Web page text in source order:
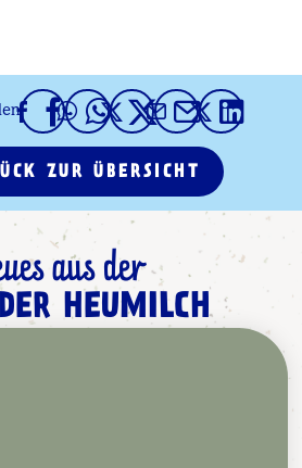
ZUR ÜBERSICHT
aus der
HEUMILCH